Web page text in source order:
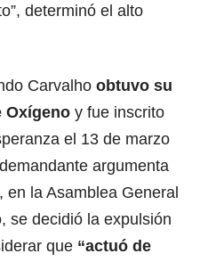
determinó el alto
Carvalho obtuvo su
Oxígeno y fue inscrito
el 13 de marzo
argumenta
en la Asamblea General
se decidió la expulsión
que “actuó de